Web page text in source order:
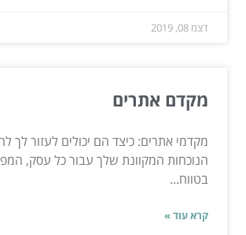
דצמ 08, 2019
מקדם אתרים
מקדמי אתרים: כיצד הם יכולים לעזור לך
הנוכחות המקוונת שלך עבור כל עסק,
בטווח...
קרא עוד »